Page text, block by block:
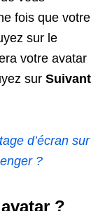
fois que votre
sur le
votre avatar
sur Suivant
d’écran sur
?
?